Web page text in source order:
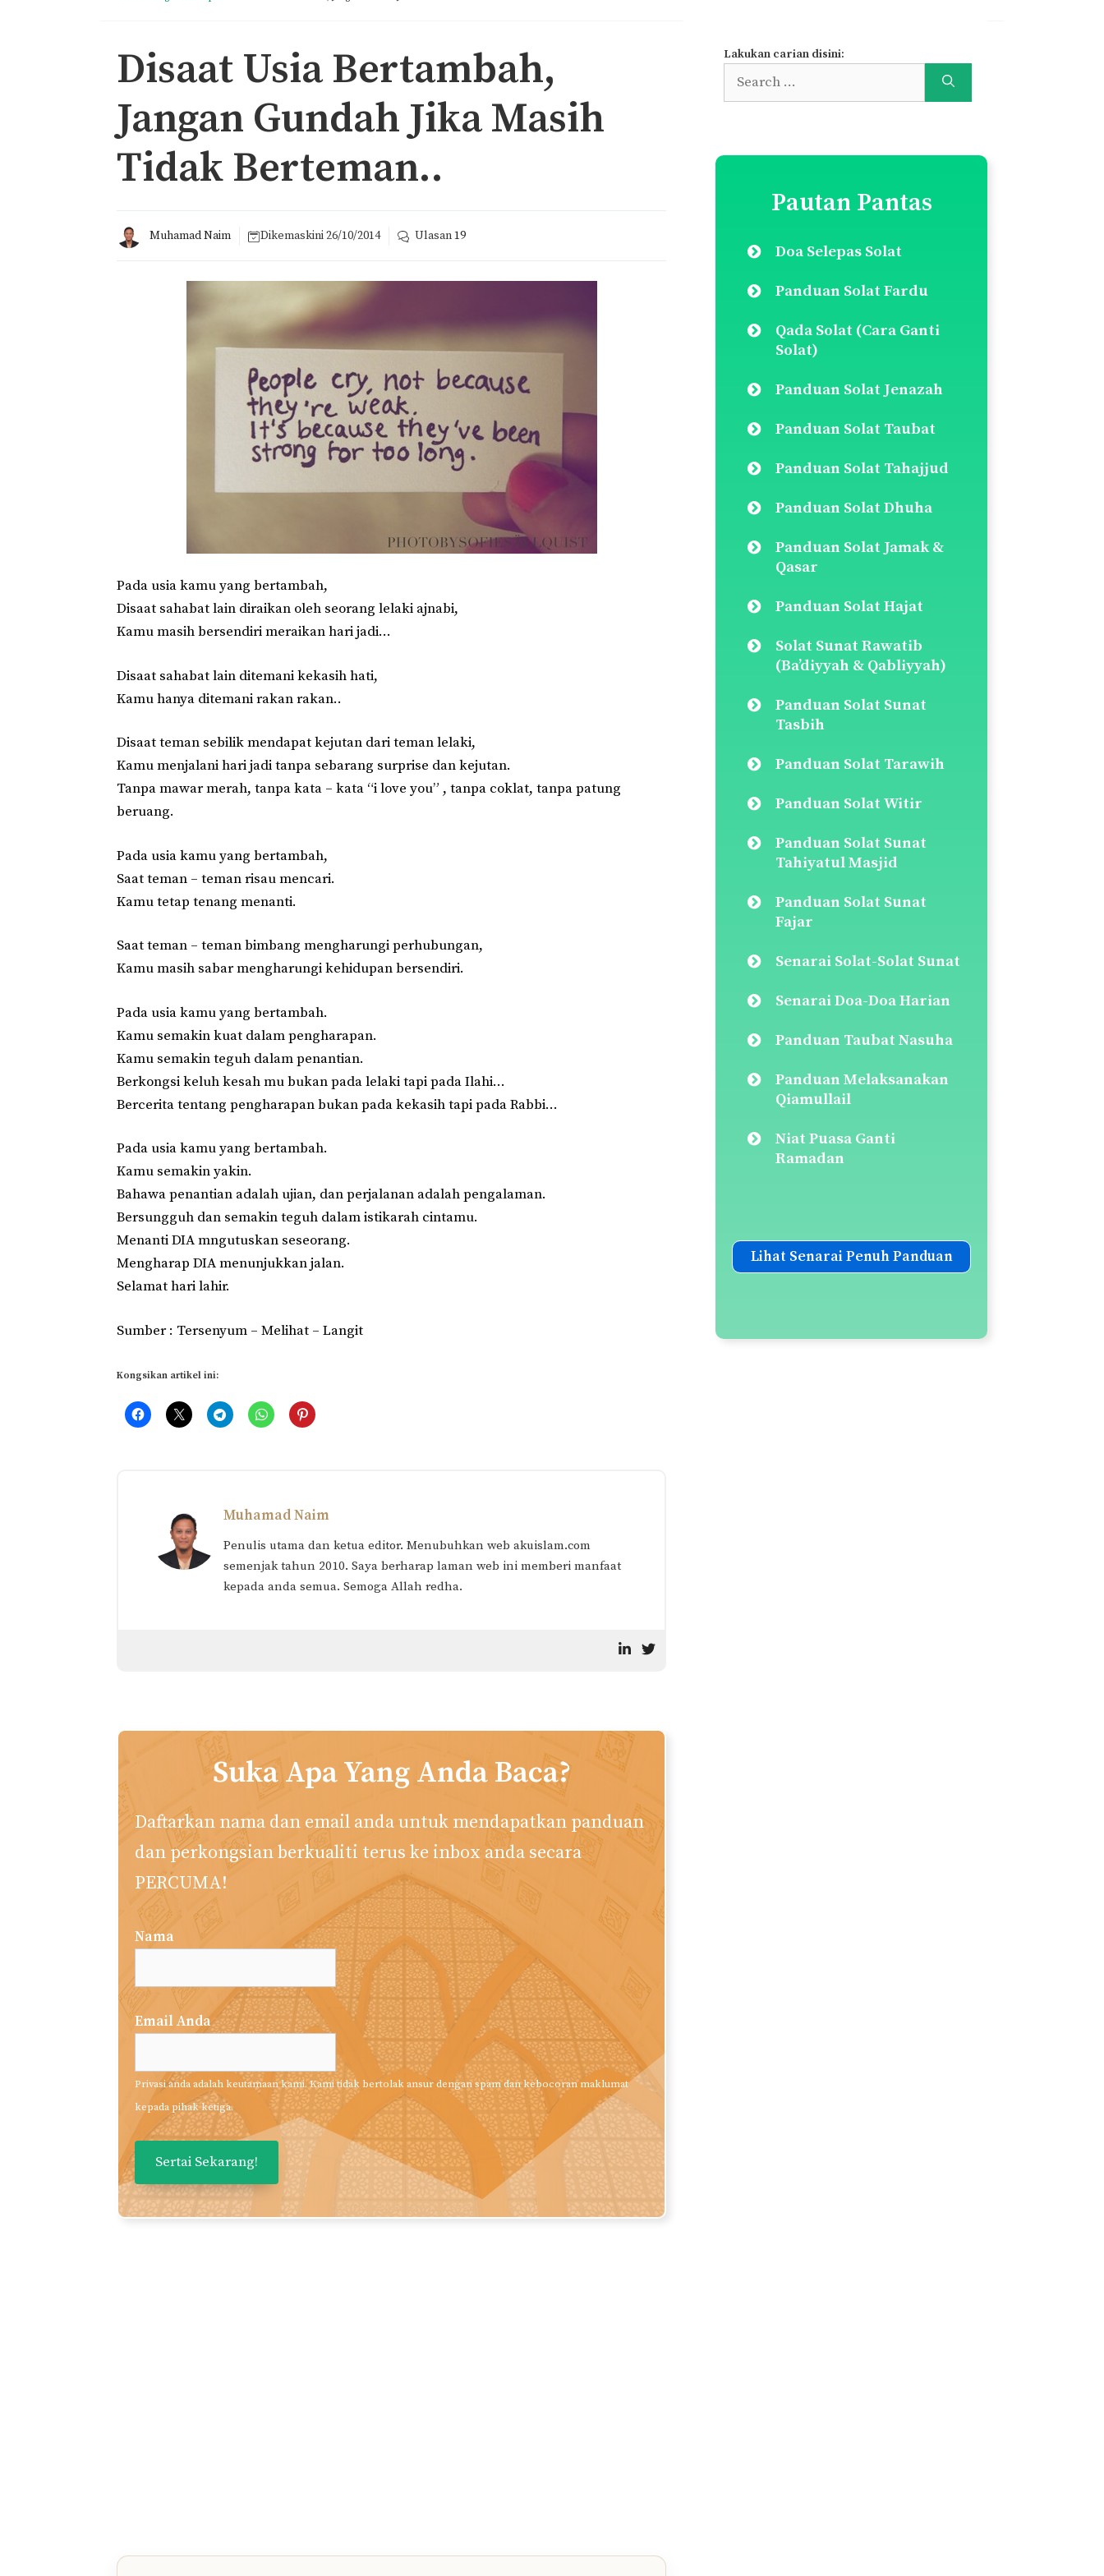
Disaat Usia Bertambah,
Jangan Gundah Jika Masih
Tidak Berteman..
Muhamad Naim Dikemaskini26/10/2014 Ulasan19
Pada usia kamu yang bertambah,
Disaat sahabat lain diraikan oleh seorang lelaki ajnabi,
Kamu masih bersendiri meraikan hari jadi…
Disaat sahabat lain ditemani kekasih hati,
Kamu hanya ditemani rakan rakan..
Disaat teman sebilik mendapat kejutan dariteman lelaki,
Kamu menjalani hari jadi tanpa sebarang surprise dan kejutan.
Tanpa mawar merah, tanpa kata – kata “i love you” , tanpa coklat, tanpa patung
beruang.
Pada usia kamu yang bertambah,
Saat teman – teman risau mencari.
Kamu tetap tenang menanti.
Saat teman – teman bimbang mengharungi perhubungan,
Kamu masih sabar mengharungi kehidupan bersendiri.
Pada usia kamu yang bertambah.
Kamu semakin kuat dalam pengharapan.
Kamu semakin teguh dalampenantian.
Berkongsi keluh kesah mu bukan pada lelaki tapi pada Ilahi…
Bercerita tentang pengharapan bukan pada kekasih tapi pada Rabbi…
Pada usia kamu yang bertambah.
Kamu semakin yakin.
Bahawapenantian adalah ujian, dan perjalanan adalah pengalaman.
Bersungguh dan semakin teguh dalam istikarah cintamu.
Menanti DIA mngutuskan seseorang.
Mengharap DIA menunjukkan jalan.
Selamat hari lahir.
Sumber : Tersenyum – Melihat – Langit
Kongsikan artikel ini:
Muhamad Naim
Penulis utama dan ketua editor. Menubuhkan web akuislam.com
semenjak tahun 2010. Saya berharap laman web ini memberi manfaat
kepada anda semua. Semoga Allah redha.
Suka Apa Yang Anda Baca?
Daftarkan nama dan email anda untuk mendapatkan panduan
dan perkongsian berkualiti terus ke inbox anda secara
PERCUMA!
Nama
Email Anda
Privasi anda adalah keutamaan kami. Kami tidak bertolak ansur dengan spam dan kebocoran maklumat
kepada pihak ketiga.
Lakukan carian disini:
Search
for:
Pautan Pantas
Doa Selepas Solat
Panduan Solat Fardu
Qada Solat (Cara Ganti
Solat)
Panduan Solat Jenazah
Panduan Solat Taubat
Panduan Solat Tahajjud
Panduan Solat Dhuha
Panduan Solat Jamak &
Qasar
Panduan Solat Hajat
Solat Sunat Rawatib
(Ba’diyyah & Qabliyyah)
Panduan Solat Sunat
Tasbih
Panduan Solat Tarawih
Panduan Solat Witir
Panduan Solat Sunat
Tahiyatul Masjid
Panduan Solat Sunat
Fajar
Senarai Solat-Solat Sunat
Senarai Doa-Doa Harian
Panduan Taubat Nasuha
Panduan Melaksanakan
Qiamullail
Niat Puasa Ganti
Ramadan
Lihat Senarai Penuh Panduan